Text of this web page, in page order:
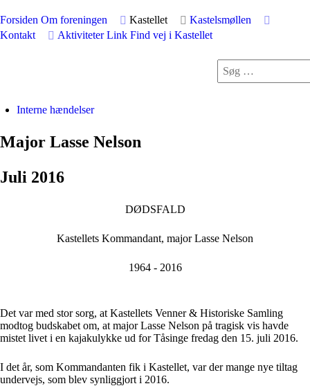
Forsiden Om foreningen Kastellet
Kastelsmøllen
Kontakt
Aktiviteter Link Find vej i Kastellet
Interne hændelser
Major Lasse Nelson
Juli 2016
DØDSFALD
Kastellets Kommandant, major Lasse Nelson
1964 - 2016
Det var med stor sorg, at Kastellets Venner & Historiske Samling
modtog budskabet om, at major Lasse Nelson på tragisk vis havde
mistet livet i en kajakulykke ud for Tåsinge fredag den 15. juli 2016.
I det år, som Kommandanten fik i Kastellet, var der mange nye tiltag
undervejs, som blev synliggjort i 2016.